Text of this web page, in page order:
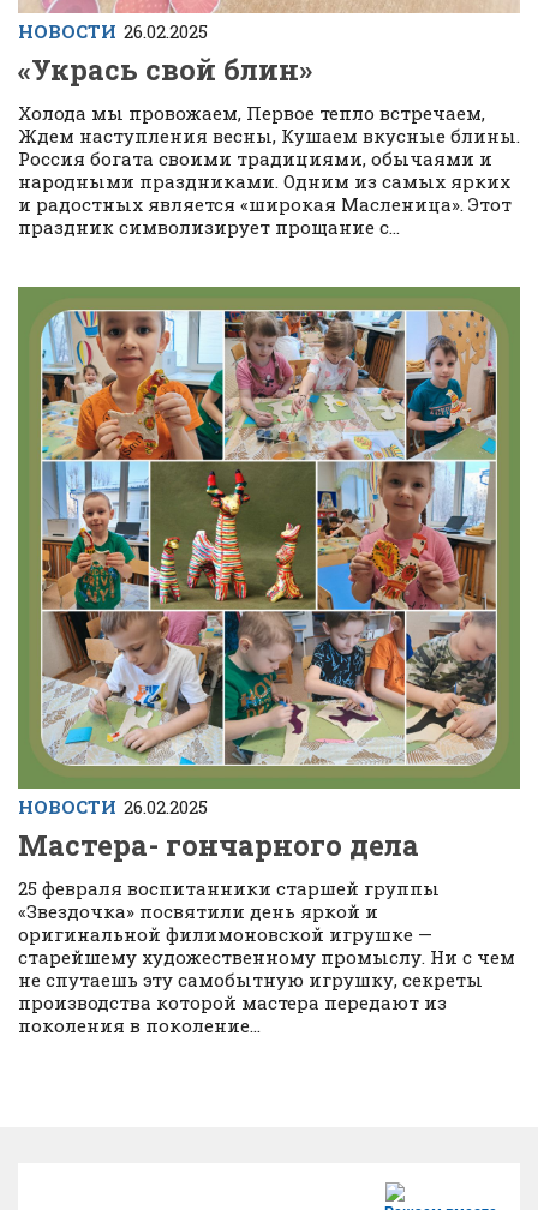
НОВОСТИ 26.02.2025
«Укрась свой блин»
Холода мы провожаем, Первое тепло встречаем,
Ждем наступления весны, Кушаем вкусные блины.
Россия богата своими традициями, обычаями и
народными праздниками. Одним из самых ярких
и радостных является «широкая Масленица». Этот
праздник символизирует прощание с...
НОВОСТИ 26.02.2025
Мастера- гончарного дела
25 февраля воспитанники старшей группы
«Звездочка» посвятили день яркой и
оригинальной филимоновской игрушке —
старейшему художественному промыслу. Ни с чем
не спутаешь эту самобытную игрушку, секреты
производства которой мастера передают из
поколения в поколение...